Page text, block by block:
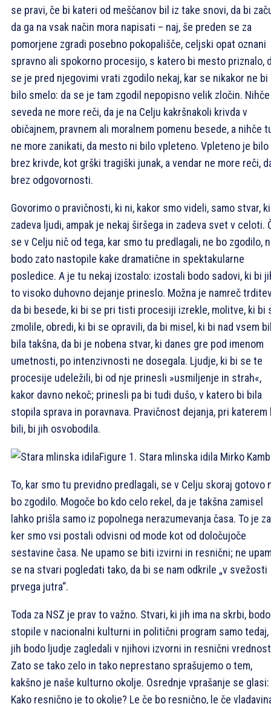
se pravi, če bi kateri od meščanov bil iz take snovi, da bi
da ga na vsak način mora napisati – naj, še preden se za
pomorjene zgradi posebno pokopališče, celjski opat oznani
spravno ali spokorno procesijo, s katero bi mesto priznalo,
se je pred njegovimi vrati zgodilo nekaj, kar se nikakor ne bi
bilo smelo: da se je tam zgodil nepopisno velik zločin. Nihče
seveda ne more reči, da je na Celju kakršnakoli krivda v
običajnem, pravnem ali moralnem pomenu besede, a nihče
ne more zanikati, da mesto ni bilo vpleteno. Vpleteno je bilo
brez krivde, kot grški tragiški junak, a vendar ne more reči,
brez odgovornosti.
Govorimo o pravičnosti, ki ni, kakor smo videli, samo stvar, ki
zadeva ljudi, ampak je nekaj širšega in zadeva svet v celoti.
se v Celju nič od tega, kar smo tu predlagali, ne bo zgodilo,
bodo zato nastopile kake dramatične in spektakularne
posledice. A je tu nekaj izostalo: izostali bodo sadovi, ki bi
to visoko duhovno dejanje prineslo. Možna je namreč
da bi besede, ki bi se pri tisti procesiji izrekle, molitve, ki bi
zmolile, obredi, ki bi se opravili, da bi misel, ki bi nad vsem
bila takšna, da bi je nobena stvar, ki danes gre pod imenom
umetnosti, po intenzivnosti ne dosegala. Ljudje, ki bi se te
procesije udeležili, bi od nje prinesli »usmiljenje in strah«,
kakor davno nekoč; prinesli pa bi tudi dušo, v katero bi bila
stopila sprava in poravnava. Pravičnost dejanja, pri katerem
bili, bi jih osvobodila.
Figure 1. Stara mlinska idila Mirko
To, kar smo tu previdno predlagali, se v Celju skoraj gotovo
bo zgodilo. Mogoče bo kdo celo rekel, da je takšna zamisel
lahko prišla samo iz popolnega nerazumevanja časa. To je
ker smo vsi postali odvisni od mode kot od določujoče
sestavine časa. Ne upamo se biti izvirni in resnični; ne
se na stvari pogledati tako, da bi se nam odkrile „v svežosti
prvega jutra“.
Toda za NSZ je prav to važno. Stvari, ki jih ima na skrbi, bodo
stopile v nacionalni kulturni in politični program samo tedaj,
jih bodo ljudje zagledali v njihovi izvorni in resnični
Zato se tako zelo in tako neprestano sprašujemo o tem,
kakšno je naše kulturno okolje. Osrednje vprašanje se glasi:
Kako resnično je to okolje? Le če bo resnično, le če